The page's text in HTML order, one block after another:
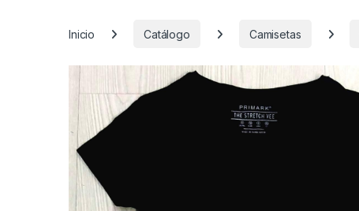
Inicio Catálogo Camisetas